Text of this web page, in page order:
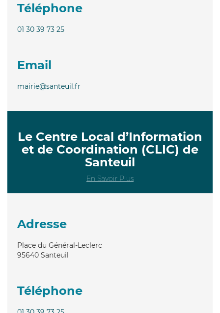
Téléphone
01 30 39 73 25
Email
mairie@santeuil.fr
Le Centre Local d’Information
et de Coordination (CLIC) de
Santeuil
En Savoir Plus
Adresse
Place du Général-Leclerc
95640 Santeuil
Téléphone